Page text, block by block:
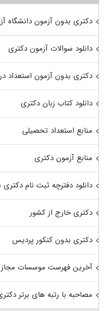
دکتری بدون آزمون دانشگاه
دانلود سوالات آزمون دکتری
دکتری بدون آزمون استعداد
دانلود کتاب زبان دکتری
منابع استعداد تحصیلی
منابع آزمون دکتری
دانلود دفترچه ثبت نام
دکتری خارج از کشور
دکتری بدون کنکور پردیس
آخرین فهرست موسسات مجاز
مصاحبه با رتبه های برتر